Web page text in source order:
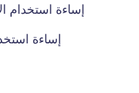
إساءة استخدام
إساءة